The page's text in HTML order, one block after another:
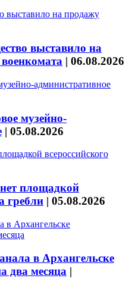
выставило на
| 06.08.2026
музейно-
| 05.08.2026
площадкой
гребли | 05.08.2026
в Архангельске
два месяца |